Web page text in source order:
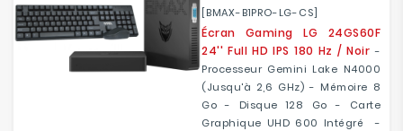
[BMAX-B1PRO-LG-CS]
Écran Gaming LG 24GS60F
24'' Full HD IPS 180 Hz / Noir -
Processeur Gemini Lake N4000
(jusqu'à 2,6 GHz) - Mémoire 8
Go - Disque 128 Go - Carte
Graphique UHD 600 Intégré -